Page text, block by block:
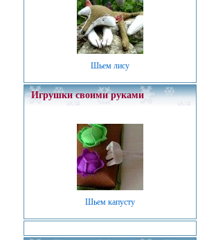
Шьем лису
Игрушки своими руками
Шьем капусту